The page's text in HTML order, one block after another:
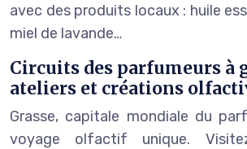
avec des produits locaux : huile
miel de lavande…
Circuits des parfumeurs à
ateliers et créations
Grasse, capitale mondiale du
voyage olfactif unique.